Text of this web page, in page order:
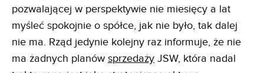
pozwalającej w perspektywie nie miesięcy a lat
myśleć spokojnie o spółce, jak nie było, tak dalej
nie ma. Rząd jedynie kolejny raz informuje, że nie
ma żadnych planów sprzedaży JSW, która nadal